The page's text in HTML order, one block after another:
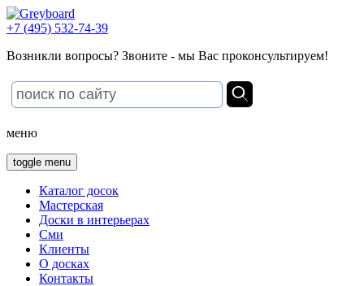
+7 (495) 532-74-39
Возникли вопросы? Звоните - мы Вас проконсультируем!
меню
toggle menu
Каталог досок
Мастерская
Доски в интерьерах
Сми
Клиенты
О досках
Контакты